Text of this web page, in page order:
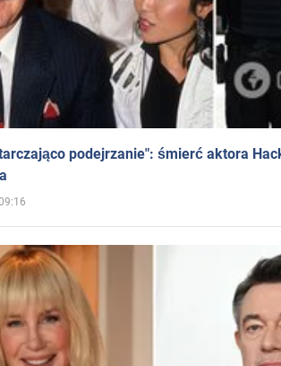
podejrzanie": śmierć aktora